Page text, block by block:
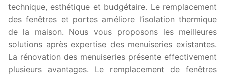
technique, esthétique et budgétaire. Le remplacement
des fenêtres et portes améliore l’isolation thermique
de la maison. Nous vous proposons les meilleures
solutions après expertise des menuiseries existantes.
La rénovation des menuiseries présente effectivement
plusieurs avantages. Le remplacement de fenêtres